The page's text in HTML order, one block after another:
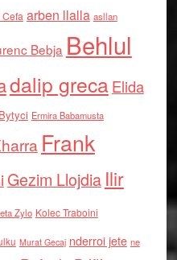
arben llalla asllan
Bebja Behlul
dalip grecaElida
Ermira Babamusta
Frank
Gezim Llojdia Ilir
Zylo Kolec Traboini
Murat Gecaj nderroi jete ne